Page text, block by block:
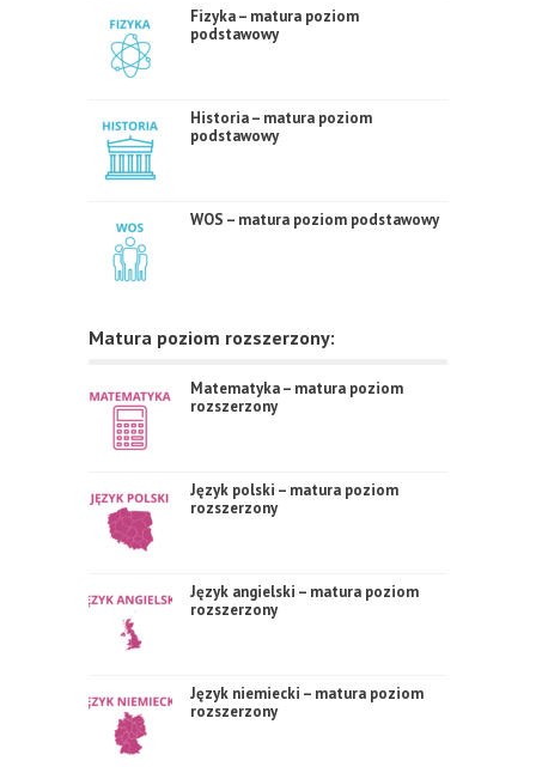
Fizyka – matura poziom
podstawowy
Historia – matura poziom
podstawowy
WOS – matura poziom podstawowy
Matura poziom rozszerzony:
Matematyka – matura poziom
rozszerzony
Język polski – matura poziom
rozszerzony
Język angielski – matura poziom
rozszerzony
Język niemiecki – matura poziom
rozszerzony